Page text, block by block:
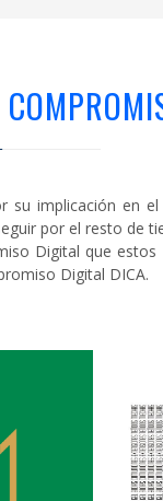
su implicación en
por el resto de
Digital que
Digital DICA.